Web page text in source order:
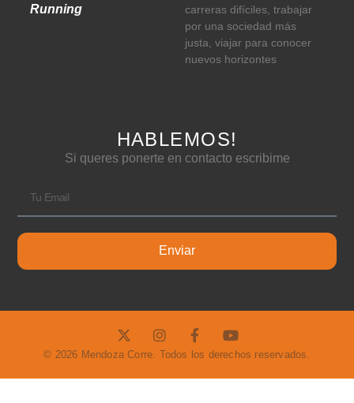
Running
carreras difíciles, trabajar
por una sociedad más
justa, viajar para conocer
nuevos horizontes
HABLEMOS!
Si queres ponerte en contacto escribime
Enviar
© 2026 Mendoza Corre. Todos los derechos reservados.